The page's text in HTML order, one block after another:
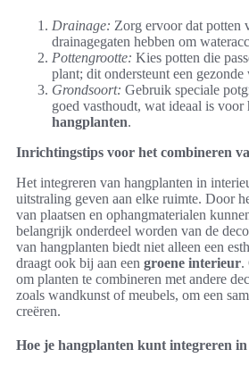
Drainage: Zorg ervoor dat potten
drainagegaten hebben om
Pottengrootte: Kies potten die
plant; dit ondersteunt een
Grondsoort: Gebruik speciale
goed vasthoudt, wat ideaal is voor
hangplanten.
Inrichtingstips voor het combineren
Het integreren van hangplanten in
uitstraling geven aan elke ruimte. Door
van plaatsen en ophangmaterialen
belangrijk onderdeel worden van de
van hangplanten biedt niet alleen een
draagt ook bij aan een groene interieur.
om planten te combineren met andere
zoals wandkunst of meubels, om een
creëren.
Hoe je hangplanten kunt integreren